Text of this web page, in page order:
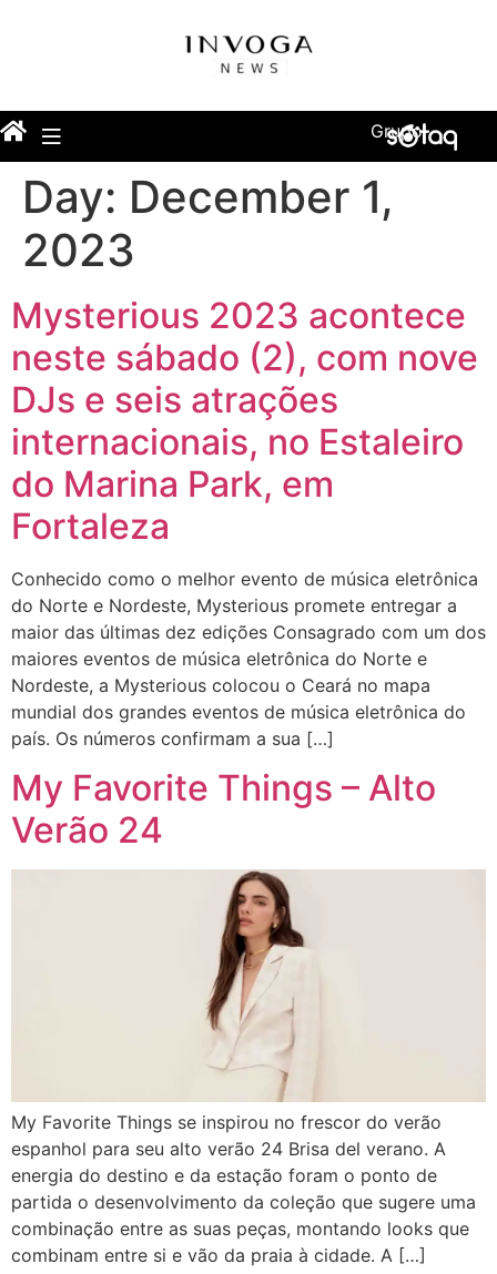
Grupo
Day: December 1,
2023
Mysterious 2023 acontece
neste sábado (2), com nove
DJs e seis atrações
internacionais, no Estaleiro
do Marina Park, em
Fortaleza
Conhecido como o melhor evento de música eletrônica
do Norte e Nordeste, Mysterious promete entregar a
maior das últimas dez edições Consagrado com um dos
maiores eventos de música eletrônica do Norte e
Nordeste, a Mysterious colocou o Ceará no mapa
mundial dos grandes eventos de música eletrônica do
país. Os números confirmam a sua […]
My Favorite Things – Alto
Verão 24
My Favorite Things se inspirou no frescor do verão
espanhol para seu alto verão 24 Brisa del verano. A
energia do destino e da estação foram o ponto de
partida o desenvolvimento da coleção que sugere uma
combinação entre as suas peças, montando looks que
combinam entre si e vão da praia à cidade. A […]